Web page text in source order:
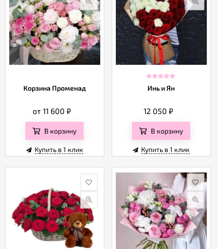
Корзина Променад
от 11 600 ₽
В корзину
Купить в 1 клик
Инь и Ян
12 050 ₽
В корзину
Купить в 1 клик